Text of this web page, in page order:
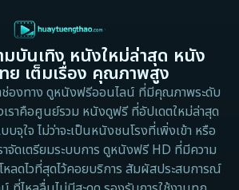
บันเทิง หนังใหม่ล่าสุด หนัง
ย เต็มเรื่อง คุณภาพสูง
องทาง ดูหนังฟรีออนไลน์ ที่มีคุณภาพระดับ
เราคือศูนย์รวม หนังดูฟรี ที่อัปเดตใหม่ล่าสุด
ใจ ไม่ว่าจะเป็นหนังชนโรงที่เพิ่งเข้า หรือ
จัดเตรียมระบบการ ดูหนังฟรี HD ที่มีความ
หลดไวที่สุดไว้คอยบริการ สัมผัสประสบการณ์